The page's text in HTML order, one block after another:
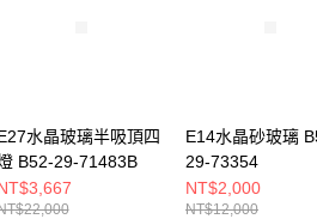
仍有額度不足之情形，本公司將視審查結果
用他人資訊註冊。若發現惡意使用之情形，
止該用戶之使用額度並採取法律行動。
水晶玻璃半吸頂四
B52-29-71483B
E14水晶砂玻璃
29-73354
NT$2,000
NT$12,000